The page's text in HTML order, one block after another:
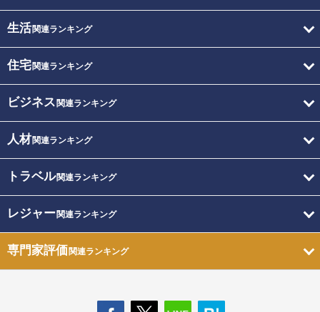
生活関連ランキング
住宅関連ランキング
ビジネス 関連ランキング
人材関連ランキング
トラベル関連ランキング
レジャー関連ランキング
専門家評価関連ランキング